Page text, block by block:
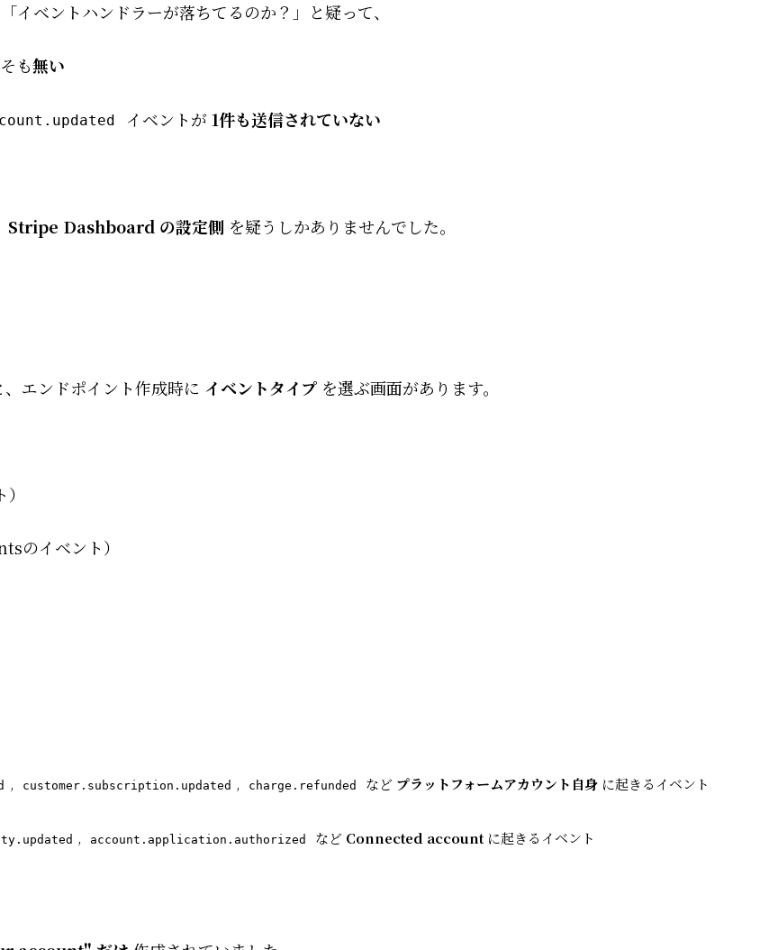
ベントハンドラーが落ちてるのか？」と疑って、
も無い
イベントが1件も送信されていない
Stripe Dashboard の設定側 を疑うしかありませんでした。
エンドポイント作成時に イベントタイプ を選ぶ画面があります。
のイベント）
, customer.subscription.updated , charge.refunded など プラットフォームアカウント自身に起きるイベント
, account.application.authorized など Connected accountに起きるイベント